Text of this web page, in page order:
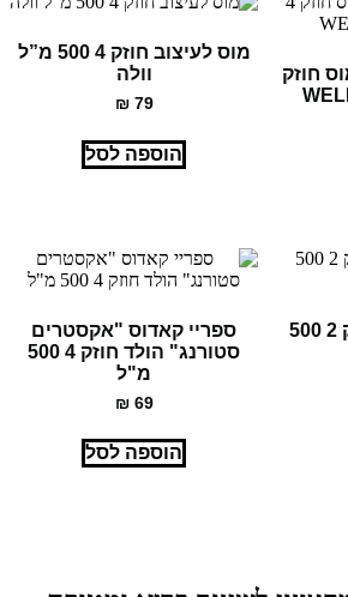
חוזק
מוס לעיצוב חוזק 4 500 מ”ל
וולה
₪79
הוספה לסל
ספריי פיקס איט חוזק 2 500
ספריי קאדוס "אקסטרים
סטורנג" הולד חוזק 4 500
מ"ל
₪69
הוספה לסל